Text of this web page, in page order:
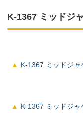
K-1367 ミッドジ
K-1367 ミッドジャ
K-1367 ミッドジャ